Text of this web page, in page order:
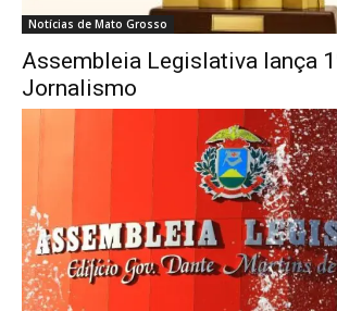
Notícias de Mato Grosso
Assembleia Legislativa lança
Jornalismo